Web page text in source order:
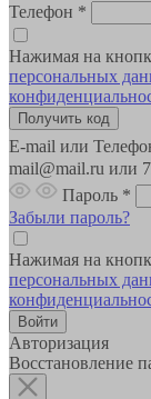
Телефон *
Нажимая на
персональных
E-mail или
mail@mail.ru
Пароль *
Забыли пароль?
Нажимая на
персональных
Авторизация
Восстановление